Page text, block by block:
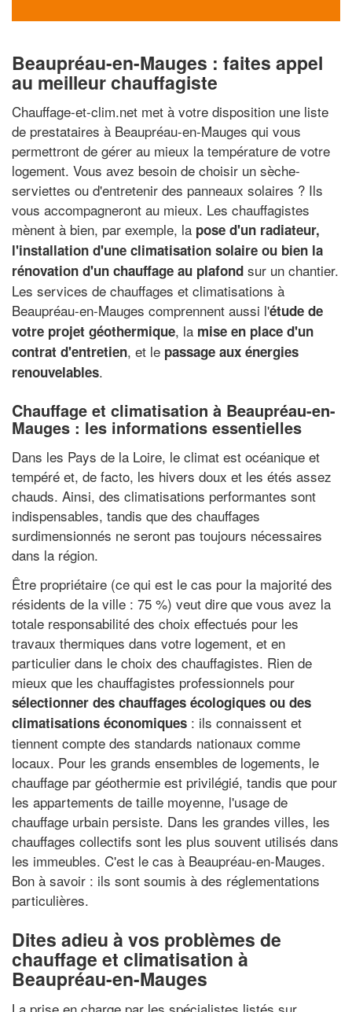
Beaupréau-en-Mauges : faites appel
au meilleur chauffagiste
Chauffage-et-clim.net met à votre disposition une liste
de prestataires à Beaupréau-en-Mauges qui vous
permettront de gérer au mieux la température de votre
logement. Vous avez besoin de choisir un sèche-
serviettes ou d'entretenir des panneaux solaires ? Ils
vous accompagneront au mieux. Les chauffagistes
mènent à bien, par exemple, la pose d'un radiateur,
l'installation d'une climatisation solaire ou bien la
rénovation d'un chauffage au plafond sur un chantier.
Les services de chauffages et climatisations à
Beaupréau-en-Mauges comprennent aussi l'étude de
votre projet géothermique, la mise en place d'un
contrat d'entretien, et le passage aux énergies
renouvelables.
Chauffage et climatisation à Beaupréau-en-
Mauges : les informations essentielles
Dans les Pays de la Loire, le climat est océanique et
tempéré et, de facto, les hivers doux et les étés assez
chauds. Ainsi, des climatisations performantes sont
indispensables, tandis que des chauffages
surdimensionnés ne seront pas toujours nécessaires
dans la région.
Être propriétaire (ce qui est le cas pour la majorité des
résidents de la ville : 75 %) veut dire que vous avez la
totale responsabilité des choix effectués pour les
travaux thermiques dans votre logement, et en
particulier dans le choix des chauffagistes. Rien de
mieux que les chauffagistes professionnels pour
sélectionner des chauffages écologiques ou des
climatisations économiques : ils connaissent et
tiennent compte des standards nationaux comme
locaux. Pour les grands ensembles de logements, le
chauffage par géothermie est privilégié, tandis que pour
les appartements de taille moyenne, l'usage de
chauffage urbain persiste. Dans les grandes villes, les
chauffages collectifs sont les plus souvent utilisés dans
les immeubles. C'est le cas à Beaupréau-en-Mauges.
Bon à savoir : ils sont soumis à des réglementations
particulières.
Dites adieu à vos problèmes de
chauffage et climatisation à
Beaupréau-en-Mauges
La prise en charge par les spécialistes listés sur